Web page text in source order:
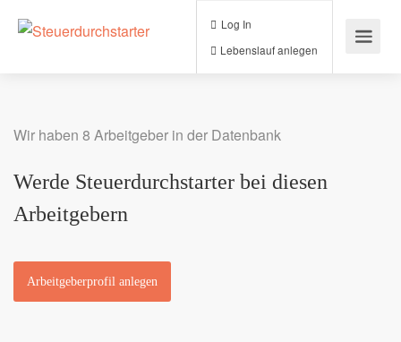
Lebenslauf anlegen
Wir haben 8 Arbeitgeber in der Datenbank
Werde Steuerdurchstarter bei diesen
Arbeitgebern
Arbeitgeberprofil anlegen